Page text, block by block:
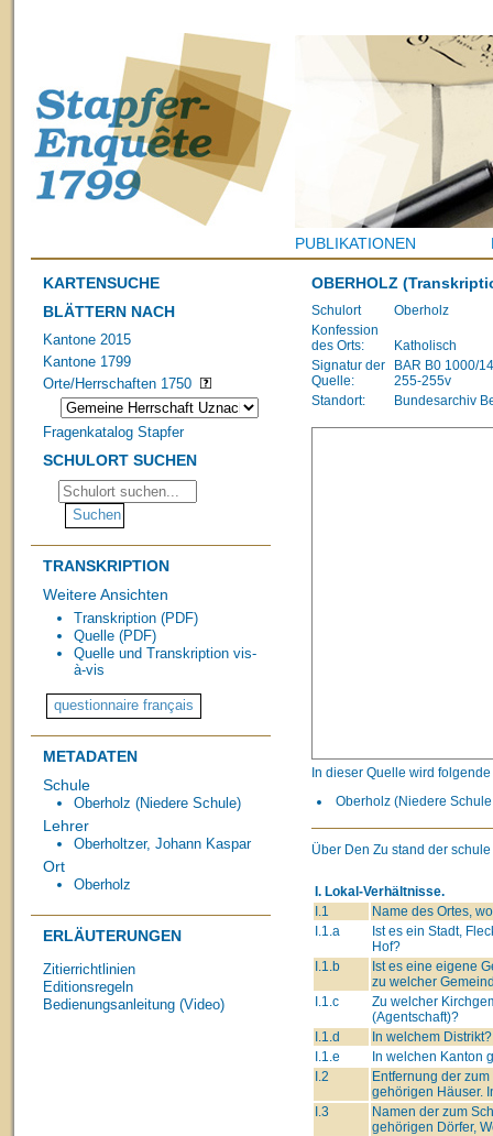
PUBLIKATIONEN
KARTENSUCHE
BLÄTTERN NACH
Kantone 2015
Kantone 1799
Orte/Herrschaften 1750
Fragenkatalog Stapfer
SCHULORT SUCHEN
TRANSKRIPTION
Weitere Ansichten
Transkription (PDF)
Quelle (PDF)
Quelle und Transkription vis-
à-vis
METADATEN
Schule
Oberholz (Niedere Schule)
Lehrer
Oberholtzer, Johann Kaspar
Ort
Oberholz
ERLÄUTERUNGEN
Zitierrichtlinien
Editionsregeln
Bedienungsanleitung (Video)
OBERHOLZ
Schulort
Oberholz
Konfession
des Orts:
Katholisch
Signatur der
Quelle:
BAR B0 1000/
255-255v
Standort:
Bundesarchiv
In dieser Quelle wird
Oberholz (Niedere
Über Den Zu stand der
I. Lokal-Verhältnisse.
I.1
Name des Ortes,
I.1.a
Ist es ein Stadt,
Hof?
I.1.b
Ist es eine eigene
zu welcher
I.1.c
Zu welcher
(Agentschaft)?
I.1.d
In welchem Distrikt?
I.1.e
In welchen Kanton
I.2
Entfernung der
gehörigen Häuser.
I.3
Namen der zum
gehörigen Dörfer,